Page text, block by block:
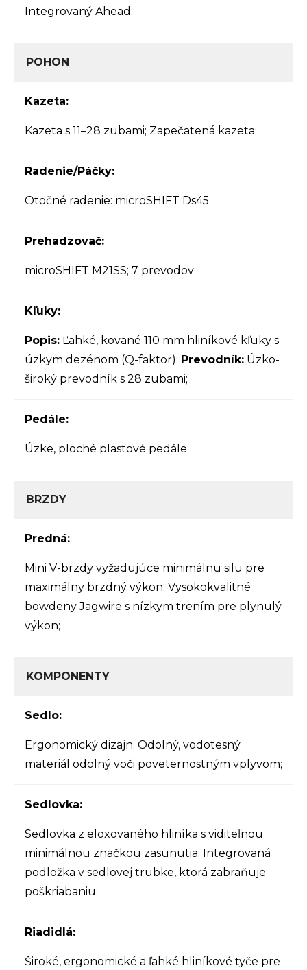
Integrovaný Ahead;
POHON
Kazeta:
Kazeta s 11–28 zubami; Zapečatená kazeta;
Radenie/Páčky:
Otočné radenie: microSHIFT Ds45
Prehadzovač:
microSHIFT M21SS; 7 prevodov;
Kľuky:
Popis: Ľahké, kované 110 mm hliníkové kľuky s
úzkym dezénom (Q-faktor); Prevodník: Úzko-
široký prevodník s 28 zubami;
Pedále:
Úzke, ploché plastové pedále
BRZDY
Predná:
Mini V-brzdy vyžadujúce minimálnu silu pre
maximálny brzdný výkon; Vysokokvalitné
bowdeny Jagwire s nízkym trením pre plynulý
výkon;
KOMPONENTY
Sedlo:
Ergonomický dizajn; Odolný, vodotesný
materiál odolný voči poveternostným vplyvom;
Sedlovka:
Sedlovka z eloxovaného hliníka s viditeľnou
minimálnou značkou zasunutia; Integrovaná
podložka v sedlovej trubke, ktorá zabraňuje
poškriabaniu;
Riadidlá:
Široké, ergonomické a ľahké hliníkové tyče pre